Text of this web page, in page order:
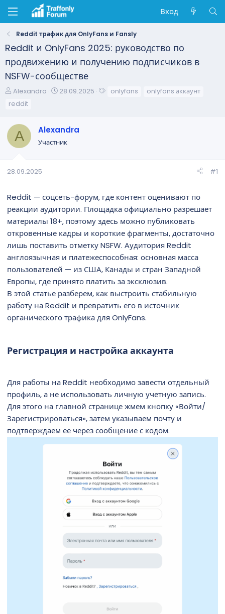
Вход
Reddit трафик для OnlyFans и Fansly
Reddit и OnlyFans 2025: руководство по
продвижению и получению подписчиков в
NSFW-сообществе
А
т
е
ы
Alexandra
Д
н
а
28.09.2025 onlyfans
onlyfans аккаунт
reddit
A Alexandra
Участник
28.09.2025 #1
Reddit — соцсеть-форум, где контент оценивают по
реакции аудитории. Площадка официально разрешает
материалы 18+, поэтому здесь можно публиковать
откровенные кадры и короткие фрагменты, достаточно
лишь поставить отметку NSFW. Аудитория Reddit
англоязычная и платежеспособная: основная масса
пользователей — из США, Канады и стран Западной
Европы, где принято платить за эксклюзив.
В этой статье разберем, как выстроить стабильную
работу на Reddit и превратить его в источник
органического трафика для OnlyFans.
Регистрация и настройка аккаунта
Для работы на Reddit необходимо завести отдельный
профиль, а не использовать личную учетную запись.
Для этого на главной странице жмем кнопку «Войти/
Зарегистрироваться», затем указываем почту и
подтверждаем ее через сообщение с кодом.